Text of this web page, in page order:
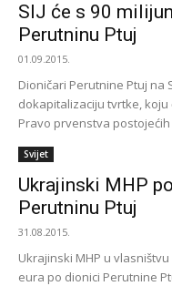
SIJ će s 90
Perutninu Ptuj
01.09.2015.
Dioničari Perutnine Ptuj na
dokapitalizaciju tvrtke,
Pravo prvenstva
Svijet
Ukrajinski MHP
Perutninu Ptuj
31.08.2015.
Ukrajinski MHP u
eura po dionici Perutnine